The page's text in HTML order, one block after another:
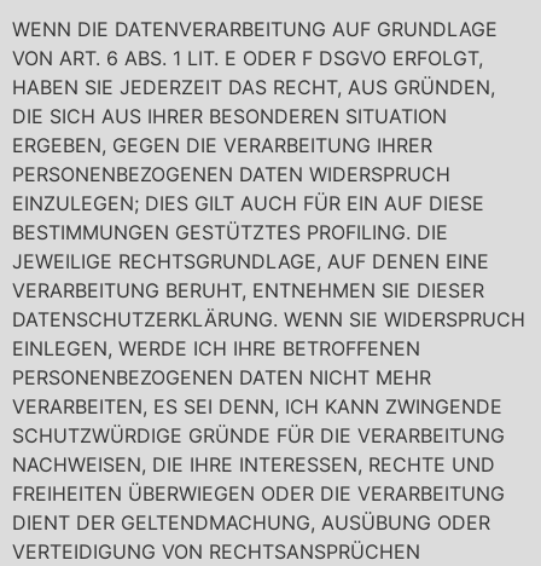
WENN DIE DATENVERARBEITUNG AUF GRUNDLAGE
VON ART. 6 ABS. 1 LIT. E ODER F DSGVO ERFOLGT,
HABEN SIE JEDERZEIT DAS RECHT, AUS GRÜNDEN,
DIE SICH AUS IHRER BESONDEREN SITUATION
ERGEBEN, GEGEN DIE VERARBEITUNG IHRER
PERSONENBEZOGENEN DATEN WIDERSPRUCH
EINZULEGEN; DIES GILT AUCH FÜR EIN AUF DIESE
BESTIMMUNGEN GESTÜTZTES PROFILING. DIE
JEWEILIGE RECHTSGRUNDLAGE, AUF DENEN EINE
VERARBEITUNG BERUHT, ENTNEHMEN SIE DIESER
DATENSCHUTZERKLÄRUNG. WENN SIE WIDERSPRUCH
EINLEGEN, WERDE ICH IHRE BETROFFENEN
PERSONENBEZOGENEN DATEN NICHT MEHR
VERARBEITEN, ES SEI DENN, ICH KANN ZWINGENDE
SCHUTZWÜRDIGE GRÜNDE FÜR DIE VERARBEITUNG
NACHWEISEN, DIE IHRE INTERESSEN, RECHTE UND
FREIHEITEN ÜBERWIEGEN ODER DIE VERARBEITUNG
DIENT DER GELTENDMACHUNG, AUSÜBUNG ODER
VERTEIDIGUNG VON RECHTSANSPRÜCHEN